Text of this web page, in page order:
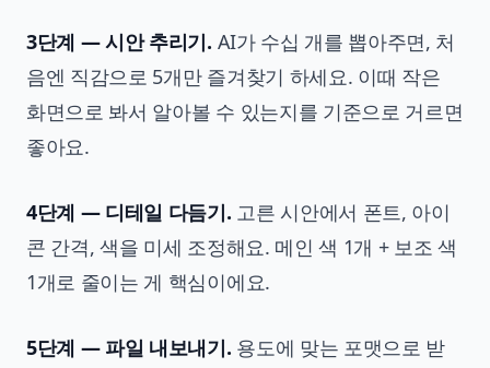
3단계 — 시안 추리기. AI가 수십 개를 뽑아주면, 처
음엔 직감으로 5개만 즐겨찾기 하세요. 이때 작은
화면으로 봐서 알아볼 수 있는지를 기준으로 거르면
좋아요.
4단계 — 디테일 다듬기. 고른 시안에서 폰트, 아이
콘 간격, 색을 미세 조정해요. 메인 색 1개 + 보조 색
1개로 줄이는 게 핵심이에요.
5단계 — 파일 내보내기. 용도에 맞는 포맷으로 받